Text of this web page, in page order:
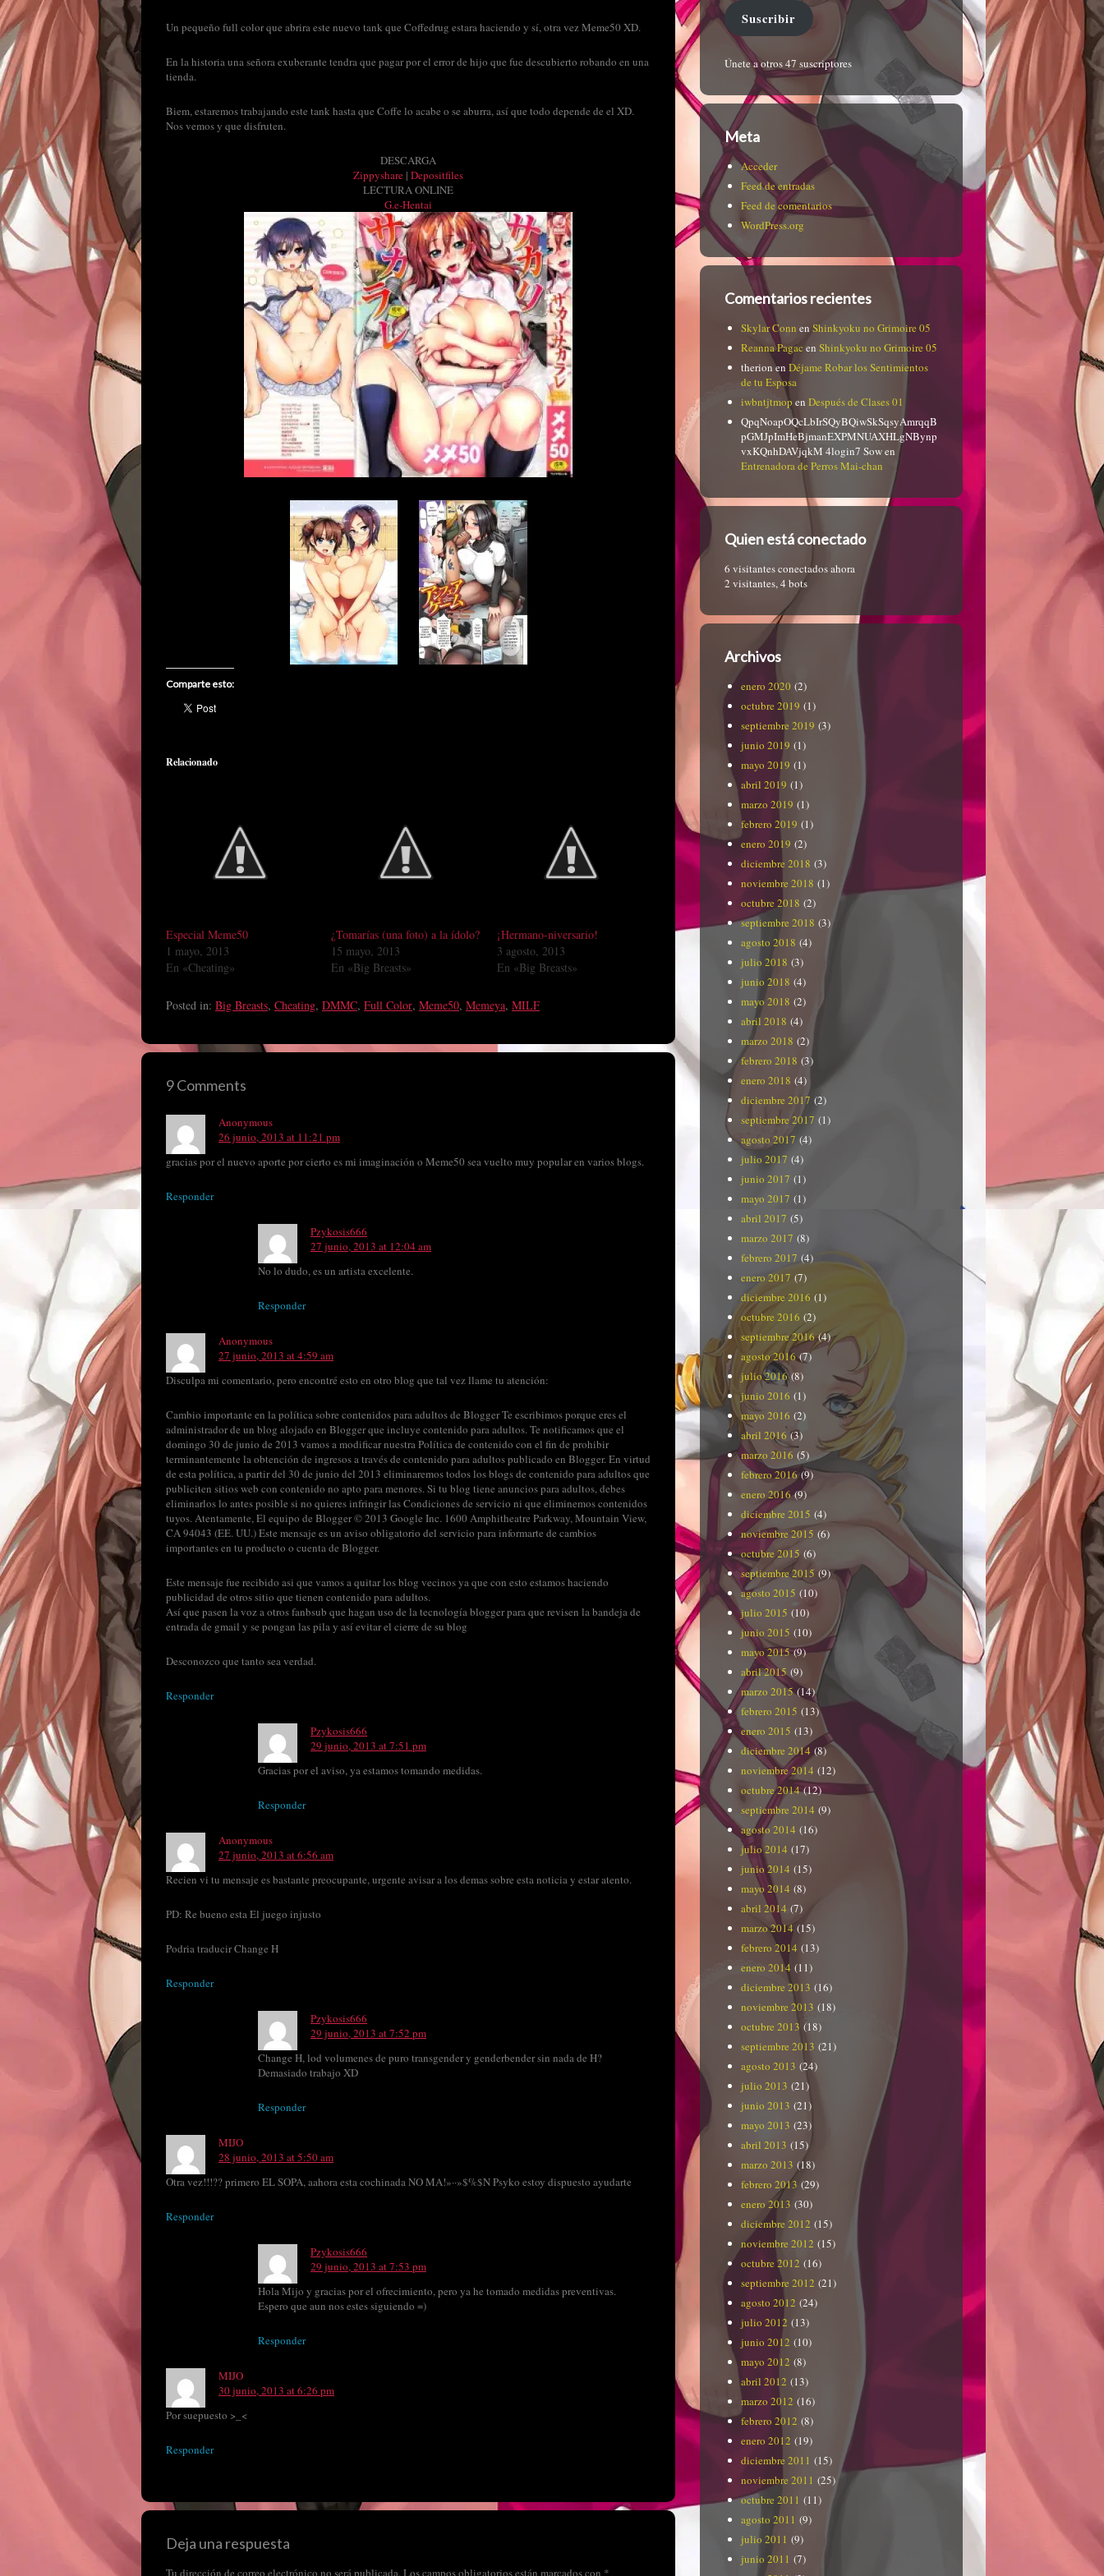
Un pequeño full color que abrira este nuevo tank que Coffedrug estara haciendo y sí, otra vez Meme50 XD.
En la historia una señora exuberante tendra que pagar por el error de hijo que fue descubierto robando en una
tienda.
Biem, estaremos trabajando este tank hasta que Coffe lo acabe o se aburra, así que todo depende de el XD.
Nos vemos y que disfruten.
DESCARGA
Zippyshare | Depositfiles
LECTURA ONLINE
G.e-Hentai
Comparte esto:
Relacionado
Especial Meme50
1 mayo, 2013
En «Cheating»
¿Tomarías (una foto) a la ídolo?
15 mayo, 2013
En «Big Breasts»
¡Hermano-niversario!
3 agosto, 2013
En «Big Breasts»
Posted in: Big Breasts, Cheating, DMMC, Full Color, Meme50, Memeya, MILF
9 Comments
Anonymous
26 junio, 2013 at 11:21 pm
gracias por el nuevo aporte por cierto es mi imaginación o Meme50 sea vuelto muy popular en varios blogs.
Responder
Pzykosis666
27 junio, 2013 at 12:04 am
No lo dudo, es un artista excelente.
Responder
Anonymous
27 junio, 2013 at 4:59 am
Disculpa mi comentario, pero encontré esto en otro blog que tal vez llame tu atención:
Cambio importante en la política sobre contenidos para adultos de Blogger Te escribimos porque eres el
administrador de un blog alojado en Blogger que incluye contenido para adultos. Te notificamos que el
domingo 30 de junio de 2013 vamos a modificar nuestra Política de contenido con el fin de prohibir
terminantemente la obtención de ingresos a través de contenido para adultos publicado en Blogger. En virtud
de esta política, a partir del 30 de junio del 2013 eliminaremos todos los blogs de contenido para adultos que
publiciten sitios web con contenido no apto para menores. Si tu blog tiene anuncios para adultos, debes
eliminarlos lo antes posible si no quieres infringir las Condiciones de servicio ni que eliminemos contenidos
tuyos. Atentamente, El equipo de Blogger © 2013 Google Inc. 1600 Amphitheatre Parkway, Mountain View,
CA 94043 (EE. UU.) Este mensaje es un aviso obligatorio del servicio para informarte de cambios
importantes en tu producto o cuenta de Blogger.
Este mensaje fue recibido asi que vamos a quitar los blog vecinos ya que con esto estamos haciendo
publicidad de otros sitio que tienen contenido para adultos.
Así que pasen la voz a otros fanbsub que hagan uso de la tecnología blogger para que revisen la bandeja de
entrada de gmail y se pongan las pila y así evitar el cierre de su blog
Desconozco que tanto sea verdad.
Responder
Pzykosis666
29 junio, 2013 at 7:51 pm
Gracias por el aviso, ya estamos tomando medidas.
Responder
Anonymous
27 junio, 2013 at 6:56 am
Recien vi tu mensaje es bastante preocupante, urgente avisar a los demas sobre esta noticia y estar atento.
PD: Re bueno esta El juego injusto
Podria traducir Change H
Responder
Pzykosis666
29 junio, 2013 at 7:52 pm
Change H, lod volumenes de puro transgender y genderbender sin nada de H?
Demasiado trabajo XD
Responder
MIJO
28 junio, 2013 at 5:50 am
Otra vez!!!?? primero EL SOPA, aahora esta cochinada NO MA!»··»$%$N Psyko estoy dispuesto ayudarte
Responder
Pzykosis666
29 junio, 2013 at 7:53 pm
Hola Mijo y gracias por el ofrecimiento, pero ya he tomado medidas preventivas.
Espero que aun nos estes siguiendo =)
Responder
MIJO
30 junio, 2013 at 6:26 pm
Por suepuesto >_<
Responder
Deja una respuesta
Tu dirección de correo electrónico no será publicada. Los campos obligatorios están marcados con *
Suscribir
Únete a otros 47 suscriptores
Meta
Acceder
Feed de entradas
Feed de comentarios
WordPress.org
Comentarios recientes
Skylar Conn en Shinkyoku no Grimoire 05
Reanna Pagac en Shinkyoku no Grimoire 05
therionen Déjame Robar los Sentimientos
de tu Esposa
iwbntjtmop en Después de Clases 01
QpqNoapOQcLbIrSQyBQiwSkSqsyAmrqqB
pGMJpImHeBjmanEXPMNUAXHLgNBynp
vxKQnhDAVjqkM 4login7 Sowen
Entrenadora de Perros Mai-chan
Quien está conectado
6 visitantes conectados ahora
2 visitantes,4 bots
Archivos
enero 2020 (2)
octubre 2019 (1)
septiembre 2019 (3)
junio 2019 (1)
mayo 2019 (1)
abril 2019 (1)
marzo 2019 (1)
febrero 2019 (1)
enero 2019 (2)
diciembre 2018 (3)
noviembre 2018 (1)
octubre 2018 (2)
septiembre 2018 (3)
agosto 2018 (4)
julio 2018 (3)
junio 2018 (4)
mayo 2018 (2)
abril 2018 (4)
marzo 2018 (2)
febrero 2018 (3)
enero 2018 (4)
diciembre 2017 (2)
septiembre 2017 (1)
agosto 2017 (4)
julio 2017 (4)
junio 2017 (1)
mayo 2017 (1)
abril 2017 (5)
marzo 2017 (8)
febrero 2017 (4)
enero 2017 (7)
diciembre 2016 (1)
octubre 2016 (2)
septiembre 2016(4)
agosto 2016(7)
julio 2016(8)
junio 2016 (1)
mayo 2016 (2)
abril 2016 (3)
marzo 2016 (5)
febrero 2016(9)
enero 2016(9)
diciembre 2015 (4)
noviembre 2015 (6)
octubre 2015 (6)
septiembre 2015 (9)
agosto 2015 (10)
julio 2015 (10)
junio 2015 (10)
mayo 2015(9)
abril 2015 (9)
marzo 2015(14)
febrero 2015 (13)
enero 2015 (13)
diciembre 2014 (8)
noviembre 2014 (12)
octubre 2014(12)
septiembre 2014 (9)
agosto 2014 (16)
julio 2014 (17)
junio 2014 (15)
mayo 2014 (8)
abril 2014 (7)
marzo 2014 (15)
febrero 2014 (13)
enero 2014 (11)
diciembre 2013 (16)
noviembre 2013 (18)
octubre 2013 (18)
septiembre 2013 (21)
agosto 2013 (24)
julio 2013 (21)
junio 2013 (21)
mayo 2013 (23)
abril 2013 (15)
marzo 2013 (18)
febrero 2013 (29)
enero 2013 (30)
diciembre 2012 (15)
noviembre 2012 (15)
octubre 2012 (16)
septiembre 2012 (21)
agosto 2012 (24)
julio 2012 (13)
junio 2012 (10)
mayo 2012 (8)
abril 2012 (13)
marzo 2012 (16)
febrero 2012 (8)
enero 2012 (19)
diciembre 2011 (15)
noviembre 2011 (25)
octubre 2011 (11)
agosto 2011 (9)
julio 2011 (9)
junio 2011 (7)